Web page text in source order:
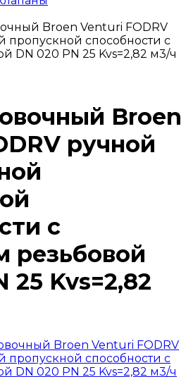
Broen Venturi FODRV
пропускной способности с
DN 020 PN 25 Kvs=2,82 м3/ч
Broen
ручной
с
резьбовой
25 Kvs=2,82